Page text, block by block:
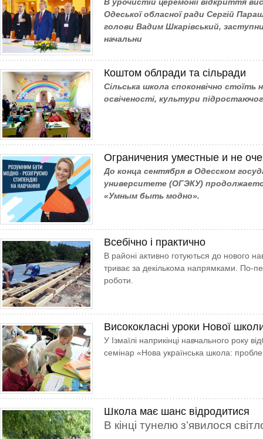
Одеської обласної ради Сергій
голови Вадим Шкарівський,
начальни
Коштом облради та сільради
Сільська школа споконвічно стоїть
освіченості, культури
Ограничения уместные и не
До конца сентября в Одесском
университете (ОГЭКУ)
«Умным быть модно».
Всебічно і практично
В районі активно готуються до нового
триває за декількома напрямками. По-
роботи.
Висококласні уроки Нової
У Ізмаїлі наприкінці навчального року
семінар «Нова українська школа:
Школа має шанс відродитися
В кінці тунелю з’явилося